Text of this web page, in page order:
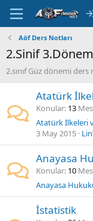
Aöf Ders Notları
2.Sinif
2.sınıf Güz dönemi ders
Atatürk
Konular 13
Atatürk İlkeleri
3 May 2015
Anayasa
Konular 10
Anayasa
İstatistik